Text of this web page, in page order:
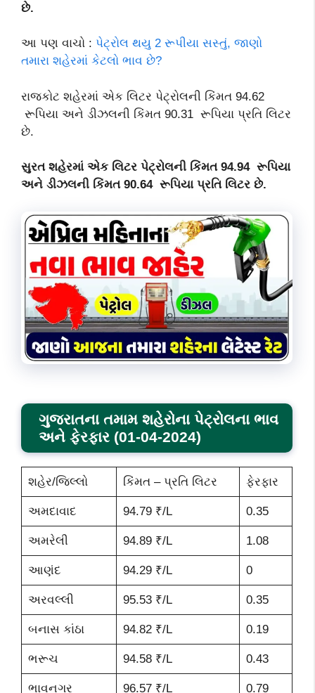
છે.
આ પણ વાચો : પેટ્રોલ થયુ 2 રૂપીયા સસ્તું, જાણો
તમારા શહેરમાં કેટલો ભાવ છે?
રાજકોટ શહેરમાં એક લિટર પેટ્રોલની કિંમત 94.62
રૂપિયા અને ડીઝલની કિંમત 90.31 રૂપિયા પ્રતિ લિટર
છે.
સુરત શહેરમાં એક લિટર પેટ્રોલની કિંમત 94.94 રૂપિયા
અને ડીઝલની કિંમત 90.64 રૂપિયા પ્રતિ લિટર છે.
ગુજરાતના તમામ શહેરોના પેટ્રોલના ભાવ
અને ફેરફાર (01-04-2024)
શહેર/જિલ્લો કિંમત – પ્રતિ લિટર ફેરફાર
અમદાવાદ 94.79 ₹/L 0.35
અમરેલી 94.89 ₹/L 1.08
આણંદ 94.29 ₹/L 0
અરવલ્લી 95.53 ₹/L 0.35
બનાસ કાંઠા 94.82 ₹/L 0.19
ભરૂચ 94.58 ₹/L 0.43
ભાવનગર 96.57 ₹/L 0.79